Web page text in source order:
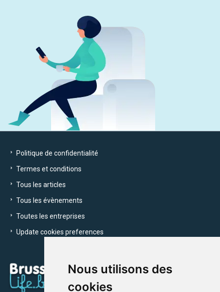
Nous utilisons des
cookies
Politique de confidentialité
Termes et conditions
Tous les articles
Tous les évènements
Toutes les entreprises
Update cookies preferences